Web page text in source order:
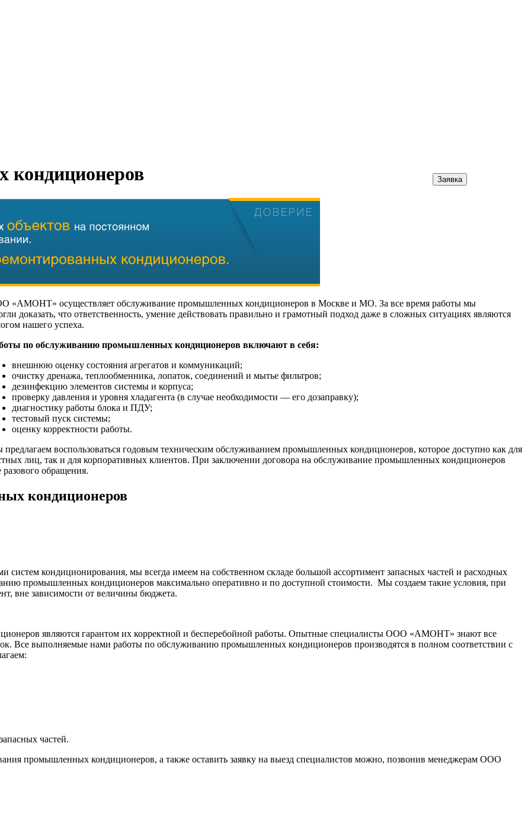
Заявка
«АМОНТ» осуществляет обслуживание промышленных кондиционеров в Москве и МО. За все время работы мы
доказать, что ответственность, умение действовать правильно и грамотный подход даже в сложных ситуациях являются
нашего успеха.
по обслуживанию промышленных кондиционеров включают в себя:
внешнюю оценку состояния агрегатов и коммуникаций;
очистку дренажа, теплообменника, лопаток, соединений и мытье фильтров;
дезинфекцию элементов системы и корпуса;
проверку давления и уровня хладагента (в случае необходимости — его дозаправку);
диагностику работы блока и ПДУ;
тестовый пуск системы;
оценку корректности работы.
воспользоваться годовым техническим обслуживанием промышленных кондиционеров, которое доступно как для
лиц, так и для корпоративных клиентов. При заключении договора на обслуживание промышленных кондиционеров
обращения.
кондиционеров
систем кондиционирования, мы всегда имеем на собственном складе большой ассортимент запасных частей и расходных
промышленных кондиционеров максимально оперативно и по доступной стоимости. Мы создаем такие условия, при
вне зависимости от величины бюджета.
являются гарантом их корректной и бесперебойной работы. Опытные специалисты ООО «АМОНТ» знают все
Все выполняемые нами работы по обслуживанию промышленных кондиционеров производятся в полном соответствии с
частей.
промышленных кондиционеров, а также оставить заявку на выезд специалистов можно, позвонив менеджерам ООО